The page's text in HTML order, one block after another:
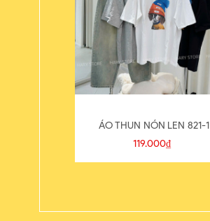
ÁO THUN NÓN LEN 821-1
119.000₫